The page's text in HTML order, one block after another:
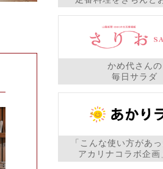
かめ代さんの
毎日サラダ
「こんな使い方があっ
アカリナコラボ企画